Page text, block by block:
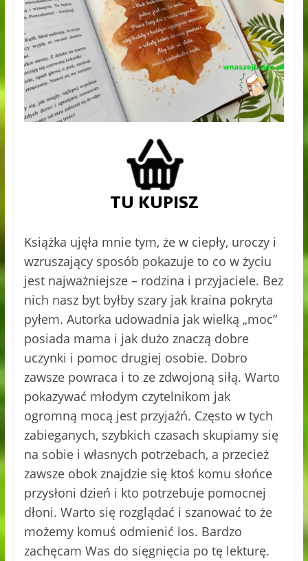
Książka ujęła mnie tym, że w ciepły, uroczy i
wzruszający sposób pokazuje to co w życiu
jest najważniejsze – rodzina i przyjaciele. Bez
nich nasz byt byłby szary jak kraina pokryta
pyłem. Autorka udowadnia jak wielką „moc”
posiada mama i jak dużo znaczą dobre
uczynki i pomoc drugiej osobie. Dobro
zawsze powraca i to ze zdwojoną siłą. Warto
pokazywać młodym czytelnikom jak
ogromną mocą jest przyjaźń. Często w tych
zabieganych, szybkich czasach skupiamy się
na sobie i własnych potrzebach, a przecież
zawsze obok znajdzie się ktoś komu słońce
przysłoni dzień i kto potrzebuje pomocnej
dłoni. Warto się rozglądać i szanować to że
możemy komuś odmienić los. Bardzo
zachęcam Was do sięgnięcia po tę lekturę.